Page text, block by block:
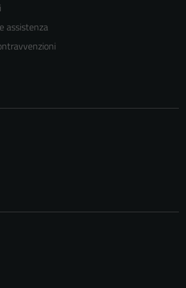
assistenza